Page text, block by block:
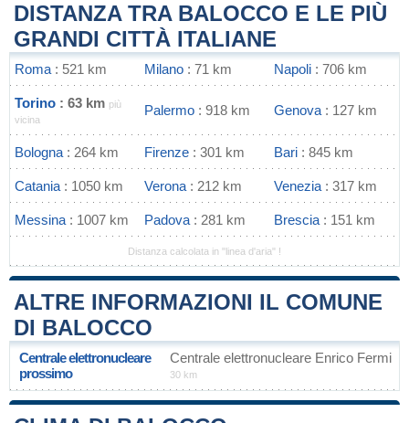
DISTANZA TRA BALOCCO E LE PIÙ
GRANDI CITTÀ ITALIANE
Roma : 521 km Milano : 71 km Napoli : 706 km
Torino : 63 km più
vicina
Palermo : 918 km Genova : 127 km
Bologna : 264 km Firenze : 301 km Bari : 845 km
Catania : 1050 km Verona : 212 km Venezia : 317 km
Messina : 1007 km Padova : 281 km Brescia : 151 km
Distanza calcolata in "linea d'aria" !
ALTRE INFORMAZIONI IL COMUNE
DI BALOCCO
Centrale elettronucleare
prossimo
Centrale elettronucleare Enrico Fermi
30 km